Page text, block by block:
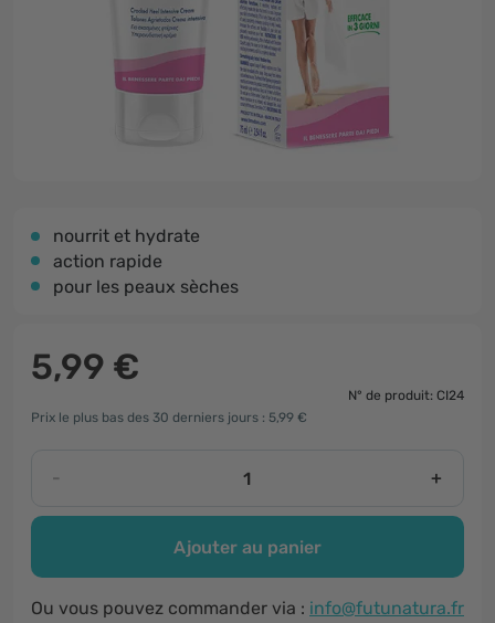
nourrit et hydrate
action rapide
pour les peaux sèches
5,99 €
N° de produit: CI24
Prix le plus bas des 30 derniers jours : 5,99 €
- +
Ajouter au panier
Ou vous pouvez commander via : info@futunatura.fr